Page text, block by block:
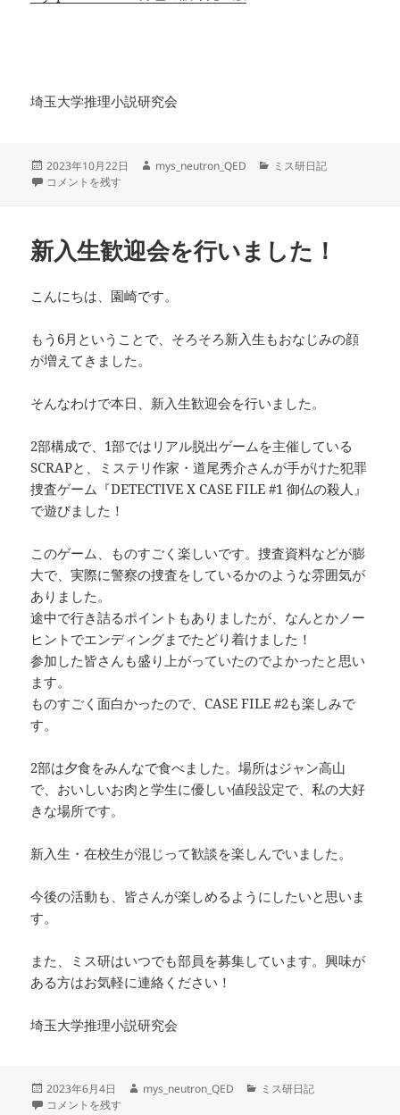
埼玉大学推理小説研究会
投
稿
2023年10月22日
作
mys_neutron_QED
カ
ミス研日記
文フリとむつめ祭にて会誌『MysPhilia』を販売します！ に
コメントを残す
新入生歓迎会を行いました！
こんにちは、園崎です。
もう6月ということで、そろそろ新入生もおなじみの顔
が増えてきました。
そんなわけで本日、新入生歓迎会を行いました。
2部構成で、1部ではリアル脱出ゲームを主催している
SCRAPと、ミステリ作家・道尾秀介さんが手がけた犯罪
捜査ゲーム『DETECTIVE X CASE FILE #1 御仏の殺人』
で遊びました！
このゲーム、ものすごく楽しいです。捜査資料などが膨
大で、実際に警察の捜査をしているかのような雰囲気が
ありました。
途中で行き詰るポイントもありましたが、なんとかノー
ヒントでエンディングまでたどり着けました！
参加した皆さんも盛り上がっていたのでよかったと思い
ます。
ものすごく面白かったので、CASE FILE #2も楽しみで
す。
2部は夕食をみんなで食べました。場所はジャン高山
で、おいしいお肉と学生に優しい値段設定で、私の大好
きな場所です。
新入生・在校生が混じって歓談を楽しんでいました。
今後の活動も、皆さんが楽しめるようにしたいと思いま
す。
また、ミス研はいつでも部員を募集しています。興味が
ある方はお気軽に連絡ください！
埼玉大学推理小説研究会
投
稿
2023年6月4日
作
mys_neutron_QED
カ
ミス研日記
新入生歓迎会を行いました！ に
コメントを残す